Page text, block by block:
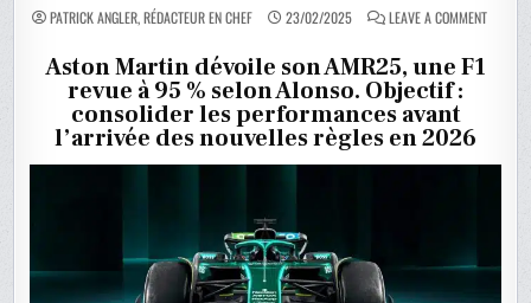
PATRICK ANGLER, RÉDACTEUR EN CHEF 23/02/2025 LEAVE A COMMENTON
Aston Martin dévoile son AMR25, une F1
revue à 95 % selon Alonso. Objectif :
consolider les performances avant
l’arrivée des nouvelles règles en 2026